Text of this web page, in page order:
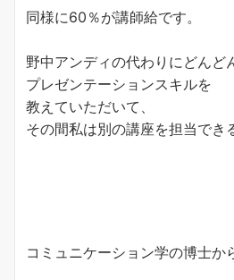
同様に60％が講師給です。
野中アンディの代わりにどんど
プレゼンテーションスキルを
教えていただいて、
その間私は別の講座を担当でき
コミュニケーション学の博士か